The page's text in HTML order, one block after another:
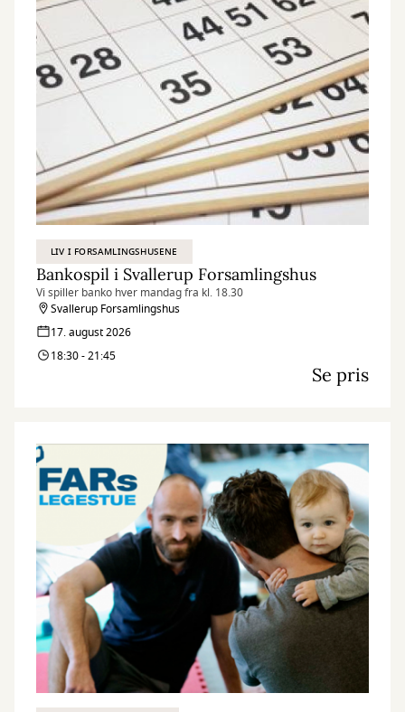
LIV I FORSAMLINGSHUSENE
Bankospil i Svallerup Forsamlingshus
Vi spiller banko hver mandag fra kl. 18.30
Svallerup Forsamlingshus
17. august 2026
18:30 - 21:45
Se pris